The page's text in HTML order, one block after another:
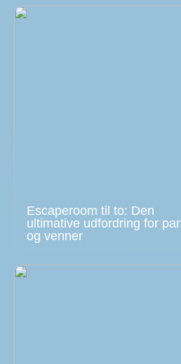
Escaperoom til to: Den
ultimative udfordring for par
og venner